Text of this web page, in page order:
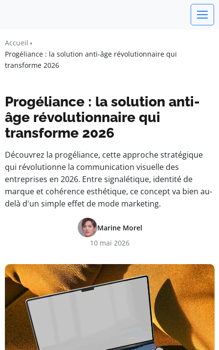
BUSINESS INSIGHTS FOR FRANCE
Accueil
Progéliance : la solution anti-âge révolutionnaire qui
transforme 2026
Progéliance : la solution anti-
âge révolutionnaire qui
transforme 2026
Découvrez la progéliance, cette approche stratégique
qui révolutionne la communication visuelle des
entreprises en 2026. Entre signalétique, identité de
marque et cohérence esthétique, ce concept va bien au-
delà d'un simple effet de mode marketing.
Marine Morel
10 mai 2026